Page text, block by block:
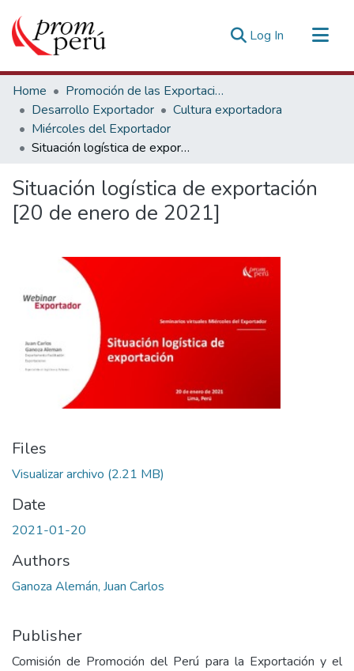
Log In (current)
Communities & Collections
All of DSpace
Statistics
Estadísticas Externas
Home
Promoción de las Exportaciones
Desarrollo Exportador
Cultura exportadora
Miércoles del Exportador
Situación logística de exportación [20 de enero de 2021]
Situación logística de exportación
[20 de enero de 2021]
Files
Visualizar archivo (2.21 MB)
Date
2021-01-20
Authors
Ganoza Alemán, Juan Carlos
Publisher
Comisión de Promoción del Perú para la Exportación y el